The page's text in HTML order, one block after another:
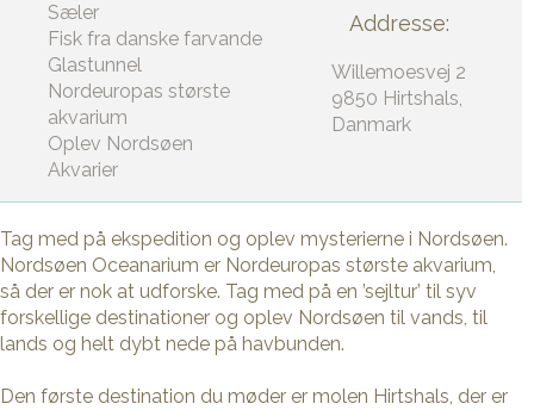
Sæler
Fisk fra danske farvande
Glastunnel
Nordeuropas største
akvarium
Oplev Nordsøen
Akvarier
Addresse:
Willemoesvej 2
9850 Hirtshals,
Danmark
Tag med på ekspedition og oplev mysterierne i Nordsøen.
Nordsøen Oceanarium er Nordeuropas største akvarium,
så der er nok at udforske. Tag med på en ’sejltur’ til syv
forskellige destinationer og oplev Nordsøen til vands, til
lands og helt dybt nede på havbunden.
Den første destination du møder er molen Hirtshals, der er